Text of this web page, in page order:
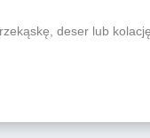
deser lub